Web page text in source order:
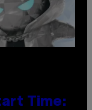
Time: